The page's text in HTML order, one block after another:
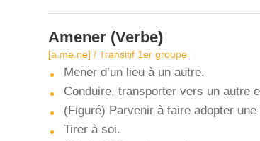
Amener (Verbe)
[a.mə.ne] / Transitif 1er groupe
Mener d’un lieu à un autre.
Conduire, transporter vers un autre
(Figuré) Parvenir à faire adopter une
Tirer à soi.